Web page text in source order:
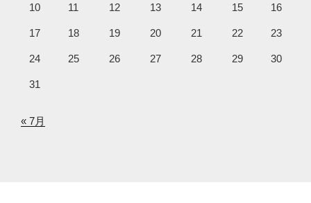
10 11 12 13 14 15 16
17 18 19 20 21 22 23
24 25 26 27 28 29 30
31
« 7月